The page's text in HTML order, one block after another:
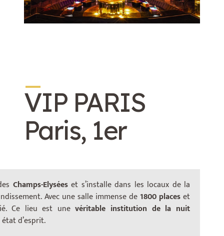
VIP PARIS
Paris, 1er
Champs-Elyséeset s’installe dans les locaux de la
Avec une salle immense de 1800 placeset
Ce lieu est unevéritable institution de la nuit
d’esprit.
Cet espace représente le rendez-vous
incontournable de tout les peoples de passage à
Paris. Pour être vue et se faire voir, l’endroit est
idéal.